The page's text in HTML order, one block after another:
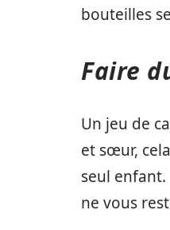
bouteilles
Faire
Un jeu de
et sœur,
seul enfant.
ne vous